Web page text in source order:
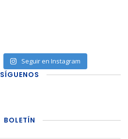
Seguir en Instagram
SÍGUENOS
BOLETÍN